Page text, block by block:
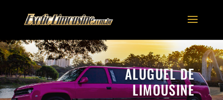
ALUGUEL DE
LIMOUSINE